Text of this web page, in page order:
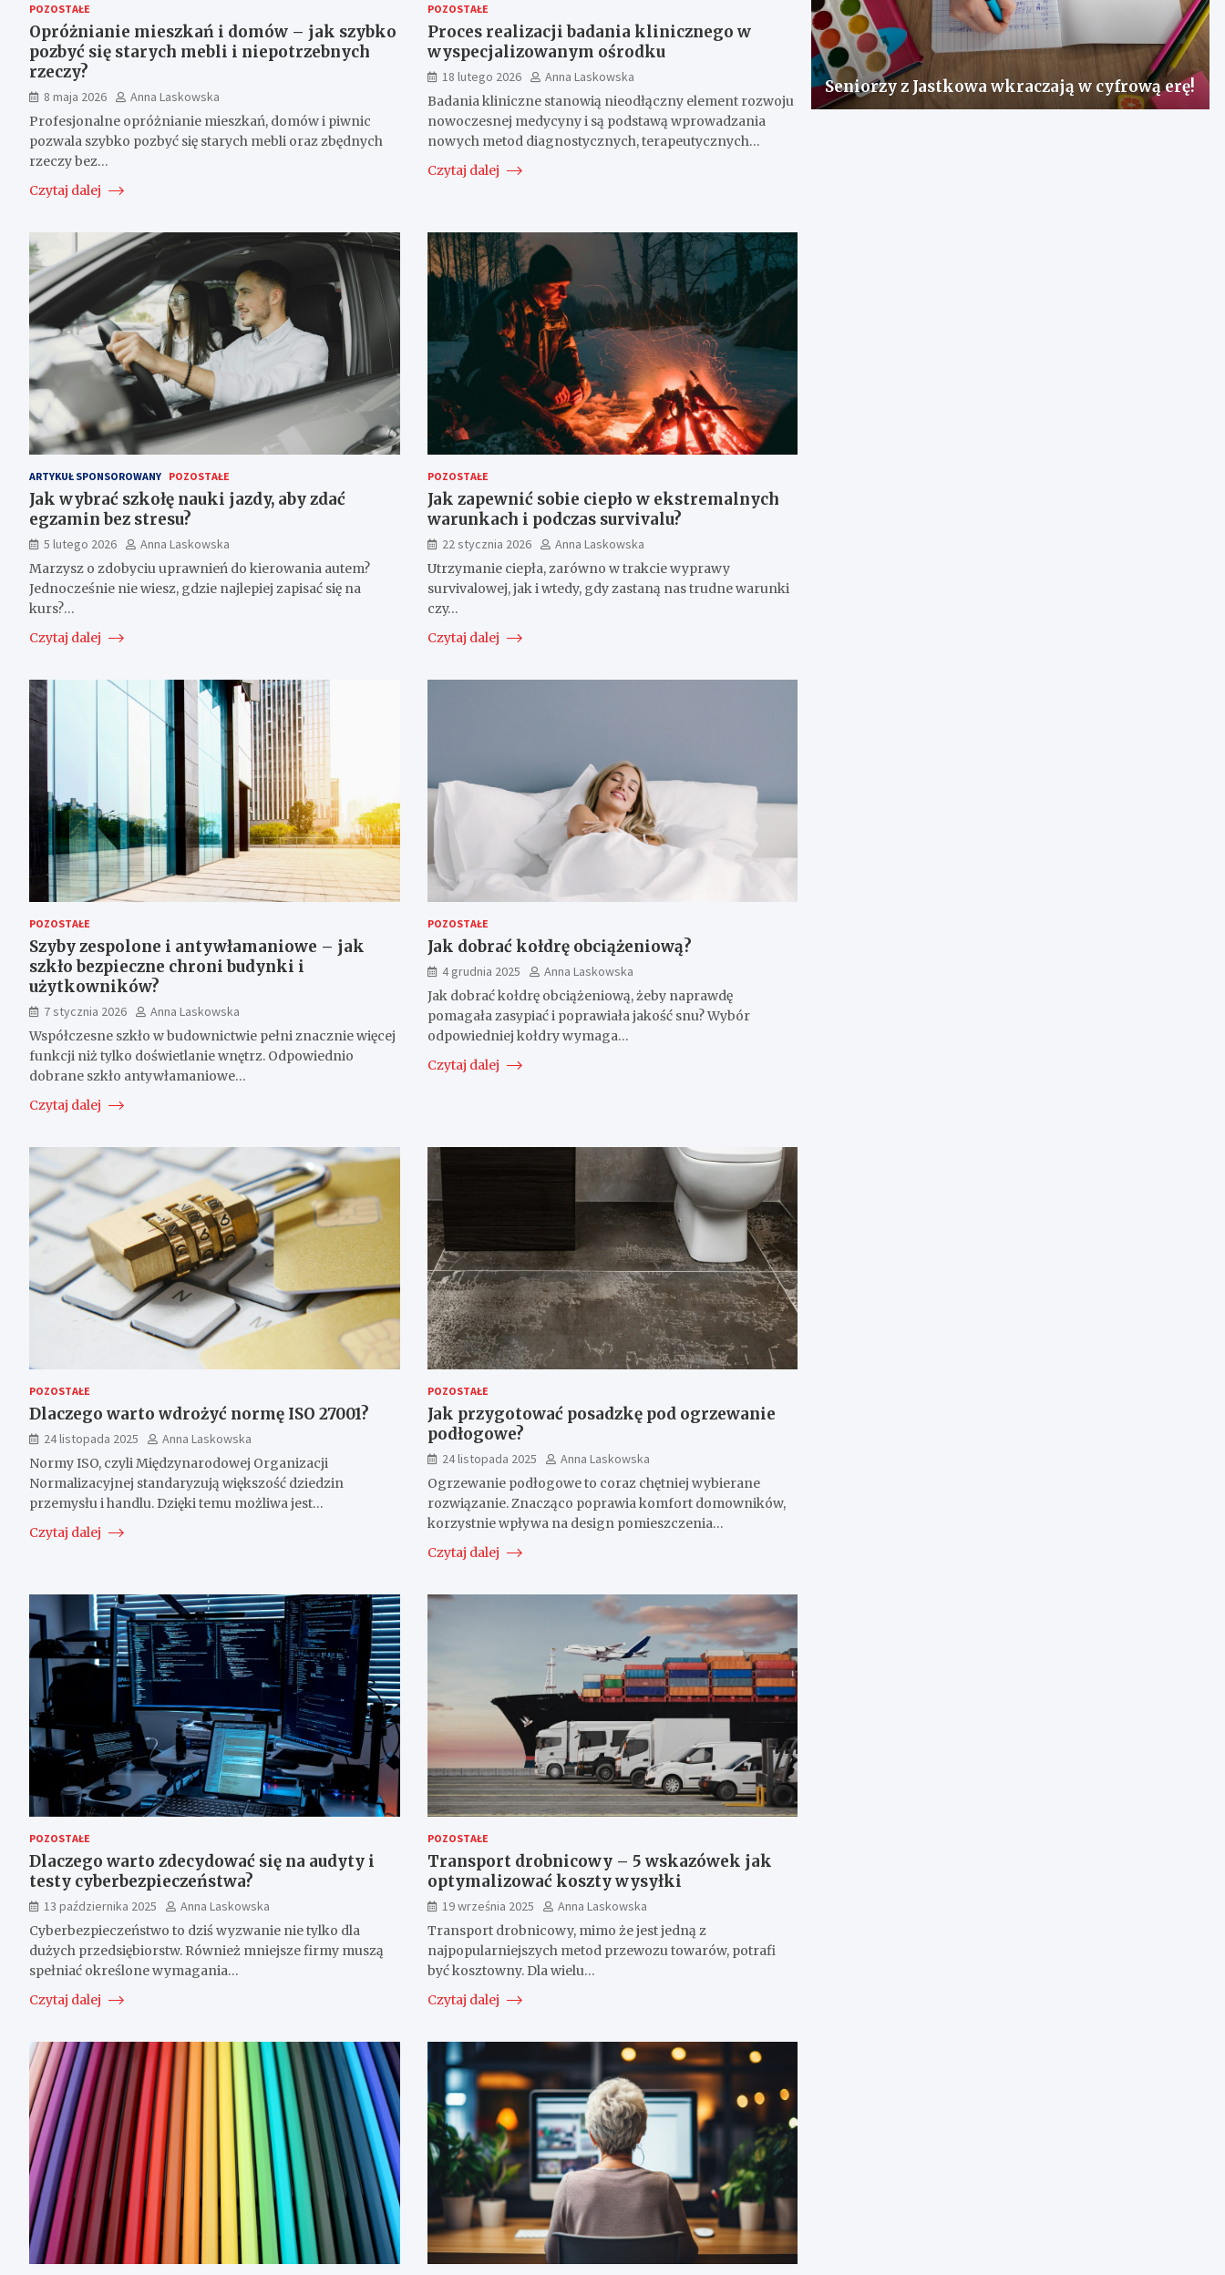
POZOSTAŁE
Opróżnianie mieszkań i domów – jak szybko
pozbyć się starych mebli i niepotrzebnych
rzeczy?
8 maja 2026
Anna Laskowska
Profesjonalne opróżnianie mieszkań, domów i piwnic
pozwala szybko pozbyć się starych mebli oraz zbędnych
rzeczy bez…
Czytaj dalej
POZOSTAŁE
Proces realizacji badania klinicznego w
wyspecjalizowanym ośrodku
18 lutego 2026
Anna Laskowska
Badania kliniczne stanowią nieodłączny element rozwoju
nowoczesnej medycyny i są podstawą wprowadzania
nowych metod diagnostycznych, terapeutycznych…
Czytaj dalej
ARTYKUŁ SPONSOROWANY POZOSTAŁE
Jak wybrać szkołę nauki jazdy, aby zdać
egzamin bez stresu?
5 lutego 2026
Anna Laskowska
Marzysz o zdobyciu uprawnień do kierowania autem?
Jednocześnie nie wiesz, gdzie najlepiej zapisać się na
kurs?…
Czytaj dalej
POZOSTAŁE
Jak zapewnić sobie ciepło w ekstremalnych
warunkach i podczas survivalu?
22 stycznia 2026
Anna Laskowska
Utrzymanie ciepła, zarówno w trakcie wyprawy
survivalowej, jak i wtedy, gdy zastaną nas trudne warunki
czy…
Czytaj dalej
POZOSTAŁE
Szyby zespolone i antywłamaniowe – jak
szkło bezpieczne chroni budynki i
użytkowników?
7 stycznia 2026
Anna Laskowska
Współczesne szkło w budownictwie pełni znacznie więcej
funkcji niż tylko doświetlanie wnętrz. Odpowiednio
dobrane szkło antywłamaniowe…
Czytaj dalej
POZOSTAŁE
Jak dobrać kołdrę obciążeniową?
4 grudnia 2025
Anna Laskowska
Jak dobrać kołdrę obciążeniową, żeby naprawdę
pomagała zasypiać i poprawiała jakość snu? Wybór
odpowiedniej kołdry wymaga…
Czytaj dalej
POZOSTAŁE
Dlaczego warto wdrożyć normę ISO 27001?
24 listopada 2025
Anna Laskowska
Normy ISO, czyli Międzynarodowej Organizacji
Normalizacyjnej standaryzują większość dziedzin
przemysłu i handlu. Dzięki temu możliwa jest…
Czytaj dalej
POZOSTAŁE
Jak przygotować posadzkę pod ogrzewanie
podłogowe?
24 listopada 2025
Anna Laskowska
Ogrzewanie podłogowe to coraz chętniej wybierane
rozwiązanie. Znacząco poprawia komfort domowników,
korzystnie wpływa na design pomieszczenia…
Czytaj dalej
POZOSTAŁE
Dlaczego warto zdecydować się na audyty i
testy cyberbezpieczeństwa?
13 października 2025
Anna Laskowska
Cyberbezpieczeństwo to dziś wyzwanie nie tylko dla
dużych przedsiębiorstw. Również mniejsze firmy muszą
spełniać określone wymagania…
Czytaj dalej
POZOSTAŁE
Transport drobnicowy – 5 wskazówek jak
optymalizować koszty wysyłki
19 września 2025
Anna Laskowska
Transport drobnicowy, mimo że jest jedną z
najpopularniejszych metod przewozu towarów, potrafi
być kosztowny. Dla wielu…
Czytaj dalej
Seniorzy z Jastkowa wkraczają w cyfrową erę!